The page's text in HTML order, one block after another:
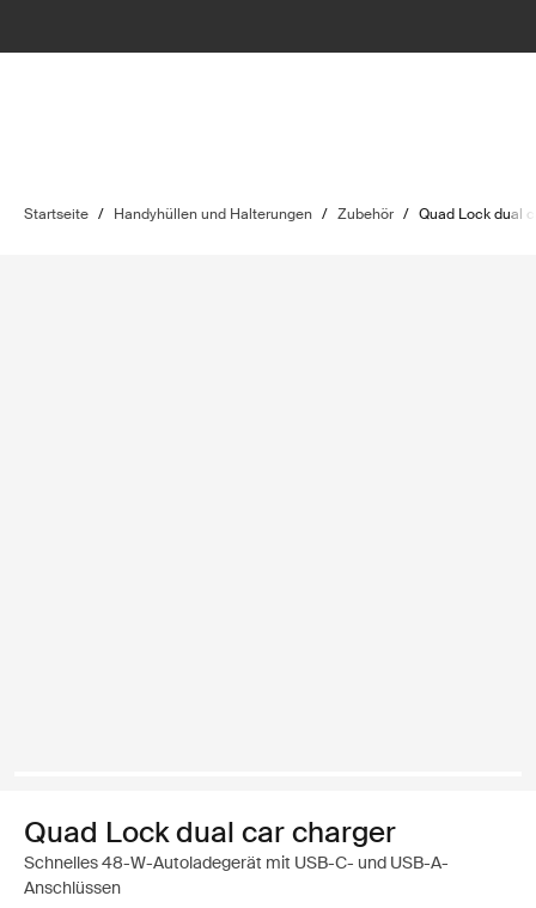
Startseite / Handyhüllen und Halterungen / Zubehör / Quad Lock dual
Quad Lock dual car charger
Schnelles 48-W-Autoladegerät mit USB-C- und USB-A-
Anschlüssen